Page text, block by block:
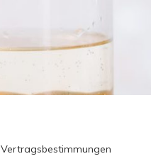
Vertragsbestimmungen